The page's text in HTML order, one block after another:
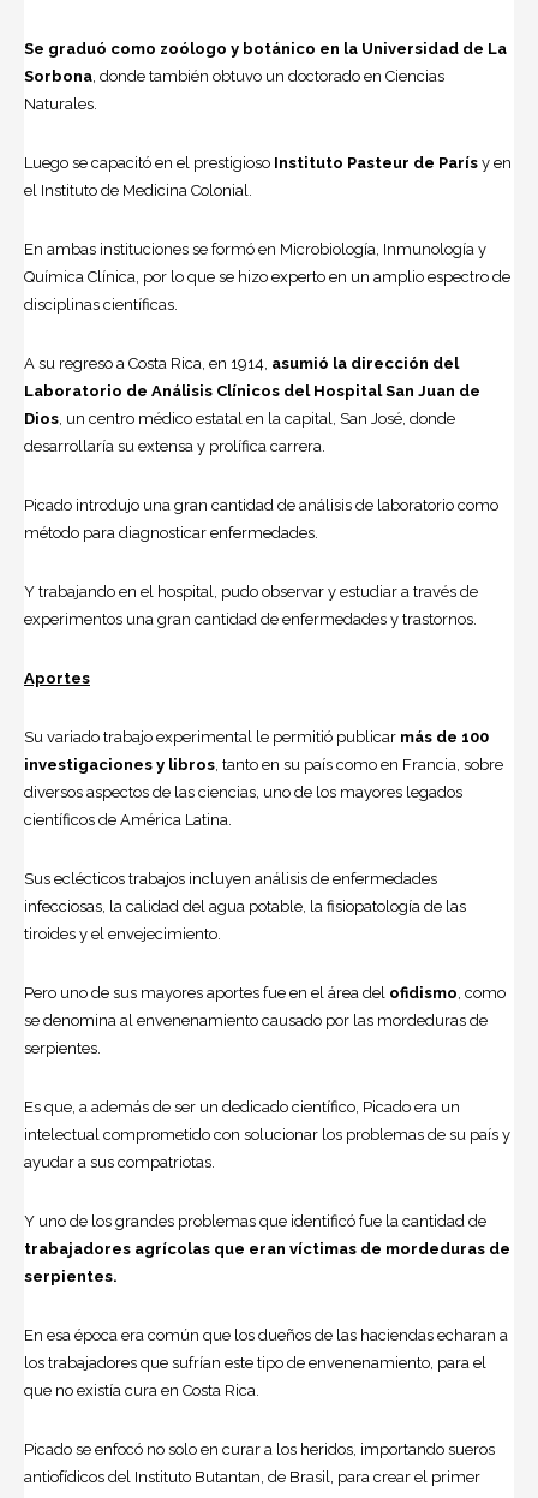
Se graduó como zoólogo y botánico en la Universidad de La
Sorbona , donde también obtuvo un doctorado en Ciencias
Naturales.
Luego se capacitó en el prestigioso Instituto Pasteur de París y en
el Instituto de Medicina Colonial.
En ambas instituciones se formó en Microbiología, Inmunología y
Química Clínica, por lo que se hizo experto en un amplio espectro de
disciplinas científicas.
A su regreso a Costa Rica, en 1914, asumió la dirección del
Laboratorio de Análisis Clínicos del Hospital San Juan de
Dios , un centro médico estatal en la capital, San José, donde
desarrollaría su extensa y prolífica carrera.
Picado introdujo una gran cantidad de análisis de laboratorio como
método para diagnosticar enfermedades.
Y trabajando en el hospital, pudo observar y estudiar a través de
experimentos una gran cantidad de enfermedades y trastornos.
Aportes
Su variado trabajo experimental le permitió publicar más de 100
investigaciones y libros , tanto en su país como en Francia, sobre
diversos aspectos de las ciencias, uno de los mayores legados
científicos de América Latina
Sus eclécticos trabajos incluyen análisis de enfermedades
infecciosas, la calidad del agua potable, la fisiopatología de las
tiroides y el envejecimiento.
Pero uno de sus mayores aportes fue en el área del ofidismo , como
se denomina al envenenamiento causado por las mordeduras de
serpientes.
Es que, a además de ser un dedicado científico, Picado era un
intelectual comprometido con solucionar los problemas de su país y
ayudar a sus compatriotas.
Y uno de los grandes problemas que identificó fue la cantidad de
trabajadores agrícolas que eran víctimas de mordeduras de
serpientes.
En esa época era común que los dueños de las haciendas echaran a
los trabajadores que sufrían este tipo de envenenamiento, para el
que no existía cura en Costa Rica.
Picado se enfocó no solo en curar a los heridos, importando sueros
antiofídicos del Instituto Butantan, de Brasil, para crear el primer